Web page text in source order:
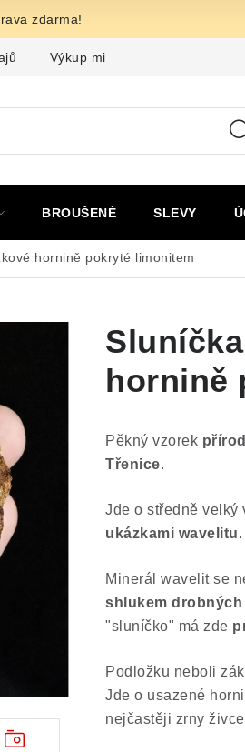
zdarma!
Výkup minerálů a drahých
BROUŠENÉ SLEVY
hornině pokryté limonitem
hornině
Pěkný vzorek
Třenice.
Jde o středně velký
ukázkami wavelitu.
Minerál wavelit se
shlukem
"sluníčko" má zde
Podložku neboli
Jde o usazené
nejčastěji zrny